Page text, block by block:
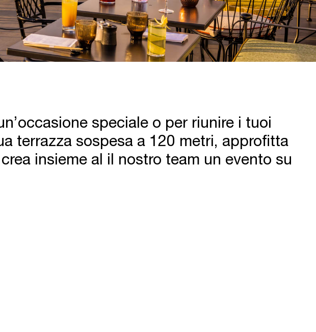
speciale o per riunire i tuoi
terrazza sospesa a 120 metri, approfitta
insieme al il nostro team un evento su